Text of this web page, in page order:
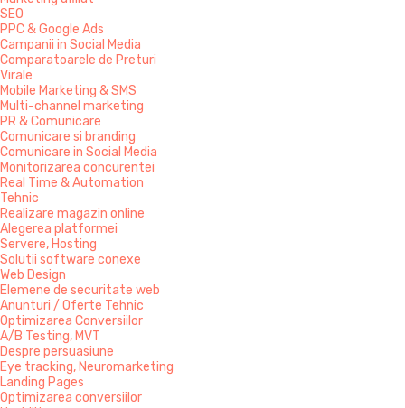
SEO
PPC & Google Ads
Campanii in Social Media
Comparatoarele de Preturi
Virale
Mobile Marketing & SMS
Multi-channel marketing
PR & Comunicare
Comunicare si branding
Comunicare in Social Media
Monitorizarea concurentei
Real Time & Automation
Tehnic
Realizare magazin online
Alegerea platformei
Servere, Hosting
Solutii software conexe
Web Design
Elemene de securitate web
Anunturi / Oferte Tehnic
Optimizarea Conversiilor
A/B Testing, MVT
Despre persuasiune
Eye tracking, Neuromarketing
Landing Pages
Optimizarea conversiilor